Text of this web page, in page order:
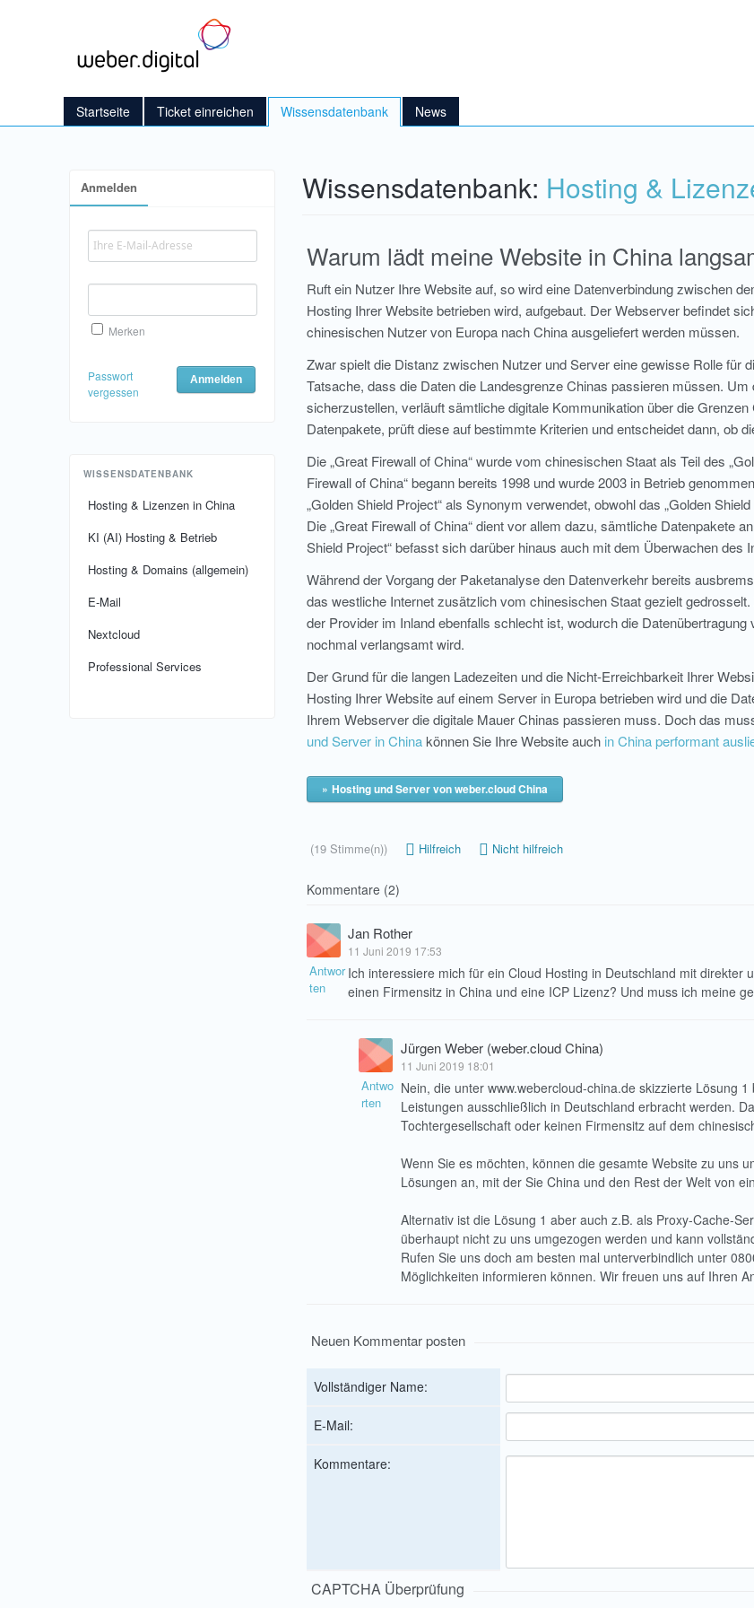
Startseite Ticket einreichen Wissensdatenbank News
Anmelden
Merken
Passwort
vergessen
WISSENSDATENBANK
Hosting & Lizenzen in China
KI (AI) Hosting & Betrieb
Hosting & Domains (allgemein)
E-Mail
Nextcloud
Professional Services
Wissensdatenbank: Hosting &
Warum lädt meine Website in China
Ruft ein Nutzer Ihre Website auf, so wird eine Datenverbindung zwischen
Hosting Ihrer Website betrieben wird, aufgebaut. Der Webserver befindet
chinesischen Nutzer von Europa nach China ausgeliefert werden müssen.
Zwar spielt die Distanz zwischen Nutzer und Server eine gewisse Rolle für
Tatsache, dass die Daten die Landesgrenze Chinas passieren müssen.
sicherzustellen, verläuft sämtliche digitale Kommunikation über die
Datenpakete, prüft diese auf bestimmte Kriterien und entscheidet dann, ob
Die „Great Firewall of China“ wurde vom chinesischen Staat als Teil des
Firewall of China“ begann bereits 1998 und wurde 2003 in Betrieb
„Golden Shield Project“ als Synonym verwendet, obwohl das „Golden
Die „Great Firewall of China“ dient vor allem dazu, sämtliche Datenpakete
Shield Project“ befasst sich darüber hinaus auch mit dem Überwachen des
Während der Vorgang der Paketanalyse den Datenverkehr bereits
das westliche Internet zusätzlich vom chinesischen Staat gezielt
der Provider im Inland ebenfalls schlecht ist, wodurch die
nochmal verlangsamt wird.
Der Grund für die langen Ladezeiten und die Nicht-Erreichbarkeit Ihrer
Hosting Ihrer Website auf einem Server in Europa betrieben wird und die
Ihrem Webserver die digitale Mauer Chinas passieren muss. Doch das
und Server in Chinakönnen Sie Ihre Website auch in China performant
Hosting und Server von weber.cloud China
(19 Stimme(n)) Hilfreich Nicht hilfreich
Kommentare (2)
Antwor
ten
Jan Rother
11 Juni 2019 17:53
Ich interessiere mich für ein Cloud Hosting in Deutschland mit
einen Firmensitz in China und eine ICP Lizenz? Und muss ich meine
Antwo
rten
Jürgen Weber (weber.cloud China)
11 Juni 2019 18:01
Nein, die unter www.webercloud-china.de skizzierte Lösung
Leistungen ausschließlich in Deutschland erbracht werden.
Tochtergesellschaft oder keinen Firmensitz auf dem
Wenn Sie es möchten, können die gesamte Website zu uns
Lösungen an, mit der Sie China und den Rest der Welt von
Alternativ ist die Lösung 1 aber auch z.B. als Proxy-Cache-
überhaupt nicht zu uns umgezogen werden und kann
Rufen Sie uns doch am besten mal unterverbindlich unter
Möglichkeiten informieren können. Wir freuen uns auf Ihren
Neuen Kommentar posten
Vollständiger Name:
E-Mail:
Kommentare:
CAPTCHA Überprüfung